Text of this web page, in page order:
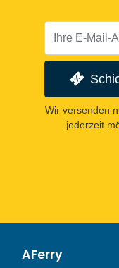
Wir versenden
jederzeit
AFerry